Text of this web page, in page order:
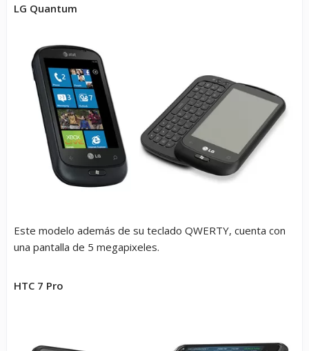
LG Quantum
Este modelo además de su teclado QWERTY, cuenta con
una pantalla de 5 megapixeles.
HTC 7 Pro